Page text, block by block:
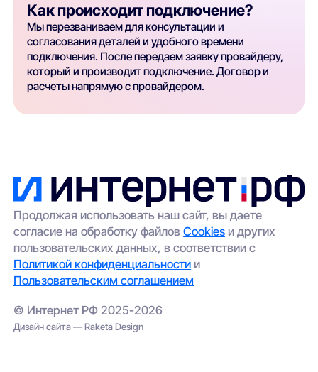
Как происходит подключение?
Мы перезваниваем для консультации и
согласования деталей и удобного времени
подключения. После передаем заявку провайдеру,
который и производит подключение. Договор и
расчеты напрямую с провайдером.
Продолжая использовать наш сайт, вы даете
согласие на обработку файловCookies и других
пользовательских данных, в соответствии с
Политикой конфиденциальности и
Пользовательским соглашением
© Интернет РФ 2025-2026
Дизайн сайта — Raketa Design